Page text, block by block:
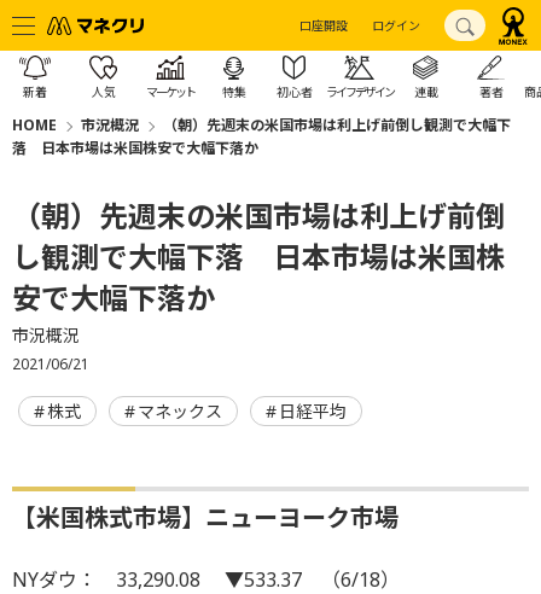
口座開設 ログイン
新着 人気 マーケット 特集 初心者 ライフデザイン 連載 著者 商
HOME 市況概況
（朝）先週末の米国市場は利上げ前倒し観測で大幅下
落 日本市場は米国株安で大幅下落か
（朝）先週末の米国市場は利上げ前倒
し観測で大幅下落 日本市場は米国株
安で大幅下落か
市況概況
2021/06/21
株式 マネックス 日経平均
【米国株式市場】ニューヨーク市場
NYダウ： 33,290.08 ▼533.37 （6/18）